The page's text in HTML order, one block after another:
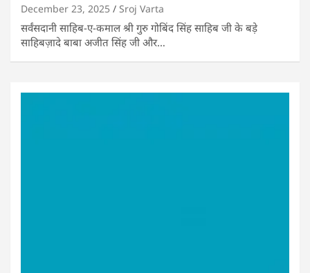
December 23, 2025 Sroj Varta
सर्वंसदानी साहिब-ए-कमाल श्री गुरु गोबिंद सिंह साहिब जी के बड़े
साहिबज़ादे बाबा अजीत सिंह जी और…